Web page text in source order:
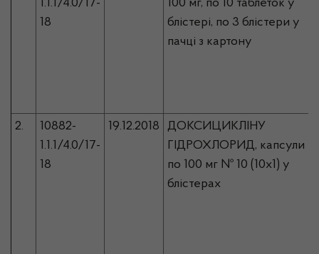
1.1.1/4.0/17-
18
100 мг, по 10 таблеток у
блістері, по 3 блістери у
пачці з картону
2.
10882-
1.1.1/4.0/17-
18
19.12.2018
ДОКСИЦИКЛІНУ
ГІДРОХЛОРИД, капсули
по 100 мг № 10 (10х1) у
блістерах